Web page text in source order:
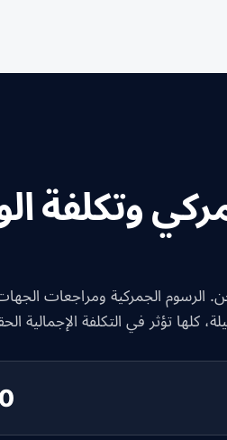
وتكلفة
الرسوم الجمركية ومراجعات
كلها تؤثر في التكلفة الإجمالية